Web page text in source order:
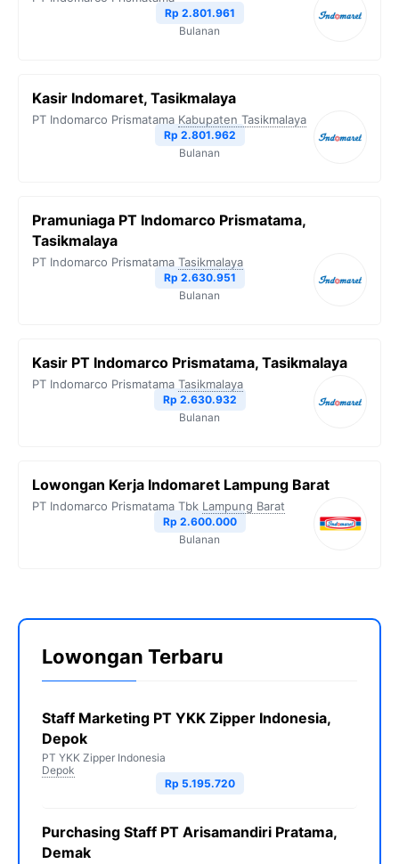
Rp 2.801.961
Bulanan
Kasir Indomaret, Tasikmalaya
PT Indomarco Prismatama Kabupaten Tasikmalaya
Rp 2.801.962
Bulanan
Pramuniaga PT Indomarco Prismatama,
Tasikmalaya
PT Indomarco Prismatama Tasikmalaya
Rp 2.630.951
Bulanan
Kasir PT Indomarco Prismatama, Tasikmalaya
PT Indomarco Prismatama Tasikmalaya
Rp 2.630.932
Bulanan
Lowongan Kerja Indomaret Lampung Barat
PT Indomarco Prismatama Tbk Lampung Barat
Rp 2.600.000
Bulanan
Lowongan Terbaru
Staff Marketing PT YKK Zipper Indonesia,
Depok
PT YKK Zipper Indonesia
Depok
Rp 5.195.720
Purchasing Staff PT Arisamandiri Pratama,
Demak